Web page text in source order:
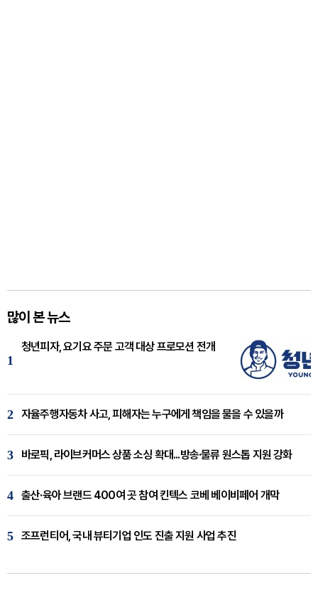
많이 본 뉴스
1
청년피자, 요기요 주문 고객 대상 프로모션 전개
2 자율주행자동차 사고, 피해자는 누구에게 책임을 물을 수 있을까
3 바로픽, 라이브커머스 상품 소싱 확대...방송·물류 원스톱 지원 강화
4 출산·육아 브랜드 400여 곳 참여 킨텍스 코베 베이비페어 개막
5 조프런티어, 국내 뷰티기업 인도 진출 지원 사업 추진